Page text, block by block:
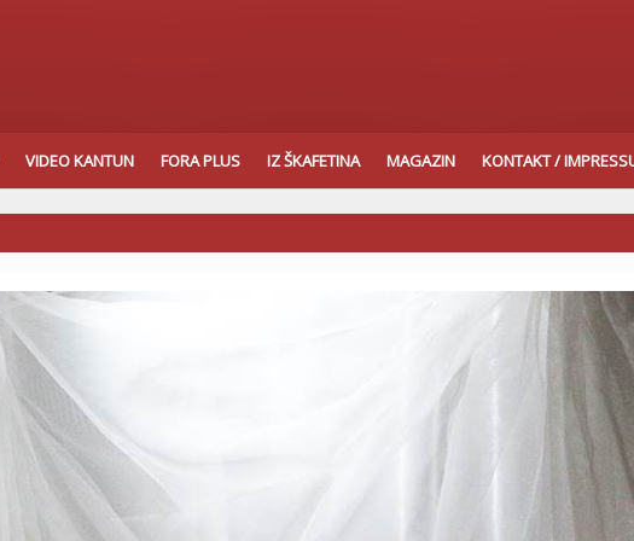
VIDEO KANTUN FORA PLUS IZ ŠKAFETINA MAGAZIN KONTAKT /